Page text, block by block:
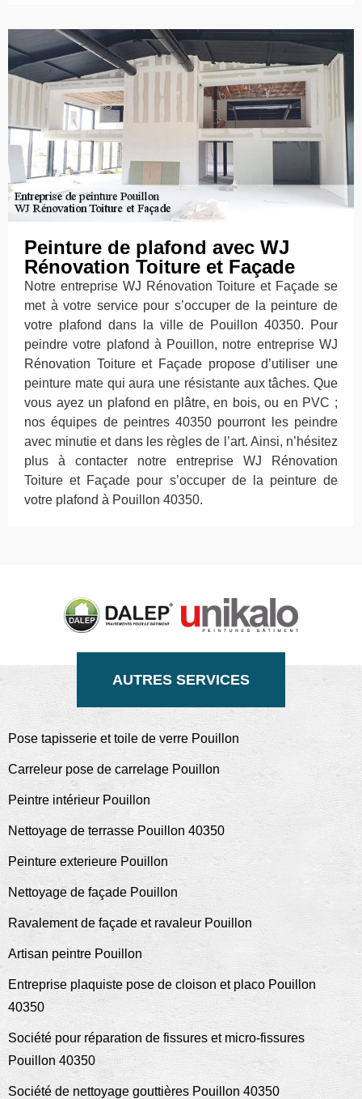
Peinture de plafond avec WJ
Rénovation Toiture et Façade
Notre entreprise WJ Rénovation Toiture et Façade se
met à votre service pour s’occuper de la peinture de
votre plafond dans la ville de Pouillon 40350. Pour
peindre votre plafond à Pouillon, notre entreprise WJ
Rénovation Toiture et Façade propose d’utiliser une
peinture mate qui aura une résistante aux tâches. Que
vous ayez un plafond en plâtre, en bois, ou en PVC ;
nos équipes de peintres 40350 pourront les peindre
avec minutie et dans les règles de l’art. Ainsi, n’hésitez
plus à contacter notre entreprise WJ Rénovation
Toiture et Façade pour s’occuper de la peinture de
votre plafond à Pouillon 40350.
AUTRES SERVICES
Pose tapisserie et toile de verre Pouillon
Carreleur pose de carrelage Pouillon
Peintre intérieur Pouillon
Nettoyage de terrasse Pouillon 40350
Peinture exterieure Pouillon
Nettoyage de façade Pouillon
Ravalement de façade et ravaleur Pouillon
Artisan peintre Pouillon
Entreprise plaquiste pose de cloison et placo Pouillon
40350
Société pour réparation de fissures et micro-fissures
Pouillon 40350
Société de nettoyage gouttières Pouillon 40350